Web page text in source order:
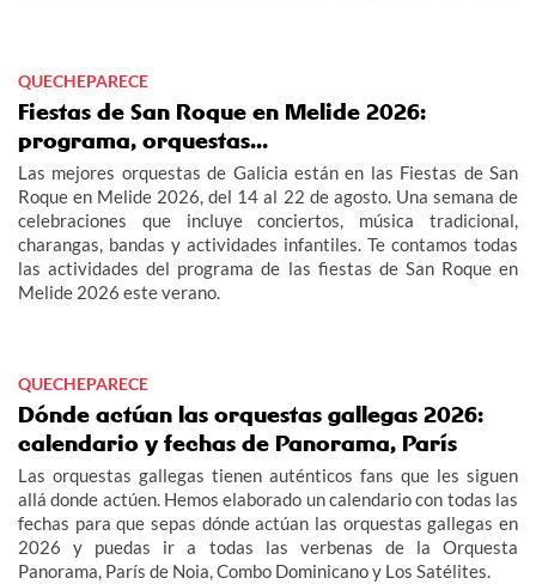
QUECHEPARECE
Fiestas de San Roque en Melide 2026:
programa, orquestas...
Las mejores orquestas de Galicia están en las Fiestas de San
Roque en Melide 2026, del 14 al 22 de agosto. Una semana de
celebraciones que incluye conciertos, música tradicional,
charangas, bandas y actividades infantiles. Te contamos todas
las actividades del programa de las fiestas de San Roque en
Melide 2026 este verano.
QUECHEPARECE
Dónde actúan las orquestas gallegas 2026:
calendario y fechas de Panorama, París
Las orquestas gallegas tienen auténticos fans que les siguen
allá donde actúen. Hemos elaborado un calendario con todas las
fechas para que sepas dónde actúan las orquestas gallegas en
2026 y puedas ir a todas las verbenas de la Orquesta
Panorama, París de Noia, Combo Dominicano y Los Satélites.